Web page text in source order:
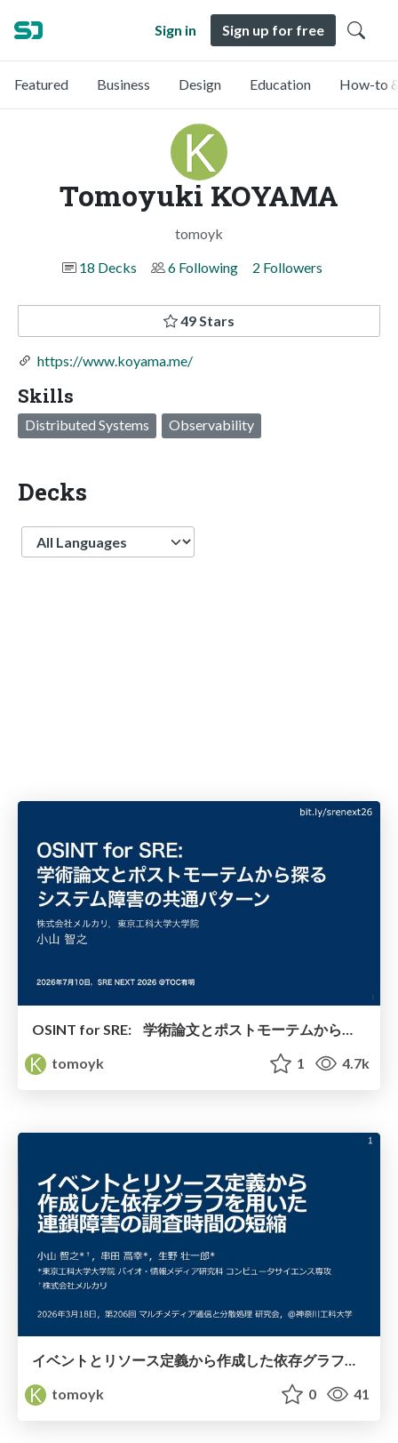
Sign in Sign up for free
Featured Business Design Education How-to
Tomoyuki KOYAMA
tomoyk
18 Decks
6 Following 2 Followers
49 Stars
https://www.koyama.me/
Skills
Distributed Systems Observability
Decks
Language
OSINT for SRE: 学術論文とポストモーテムから探る システム障害の共通パターン / SRE NEXT 2026
tomoyk
1 4.7k
イベントとリソース定義から作成した依存グラフを用いた連鎖障害の調査時間の短縮 / DPS-206
tomoyk
0 41